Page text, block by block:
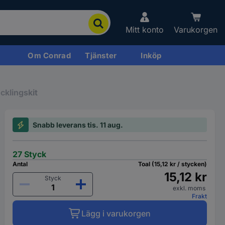
Mitt konto Varukorgen
Om Conrad Tjänster Inköp
Snabb leverans tis. 11 aug.
27 Styck
Antal
Styck
Toal (15,12 kr / stycken)
15,12 kr
exkl. moms
Frakt
Lägg i varukorgen